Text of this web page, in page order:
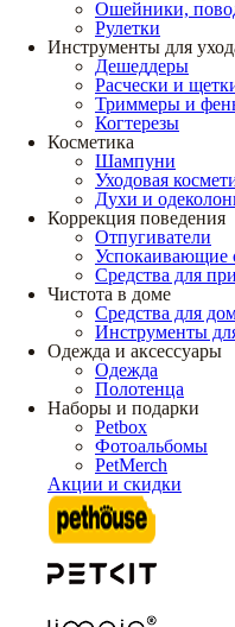
Ошейники,
Рулетки
Инструменты для
Дешеддеры
Расчески и
Триммеры и
Когтерезы
Косметика
Шампуни
Уходовая
Духи и
Коррекция поведения
Отпугиватели
Успокаивающие
Средства для
Чистота в доме
Средства для
Инструменты
Одежда и аксессуары
Одежда
Полотенца
Наборы и подарки
Petbox
Фотоальбомы
PetMerch
Акции и скидки